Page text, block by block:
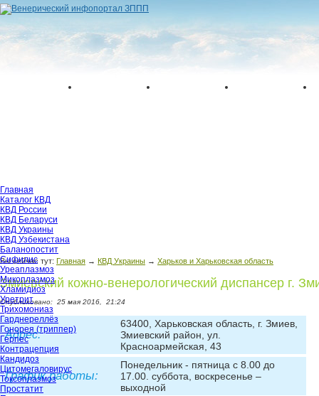
Главная
Каталог КВД
КВД России
КВД Беларуси
КВД Украины
КВД Узбекистана
Баланопостит
Сифилис
Уреаплазмоз
Микоплазмоз
Хламидиоз
Уретрит
Трихомониаз
Гарднереллёз
Гонорея (триппер)
Герпес
Контрацепция
Кандидоз
Цитомегаловирус
Токсоплазмоз
Простатит
Вы сейчас тут: Главная → КВД Украины → Харьков и Харьковская область
Змиевский кожно-венерологический диспансер г.
Опубликовано: 25 мая 2016, 21:24
Адрес:
63400, Харьковская область, г. Змиев,
Змиевский район, ул.
Красноармейская, 43
График работы:
Понедельник - пятница с 8.00 до
17.00. суббота, воскресенье –
выходной